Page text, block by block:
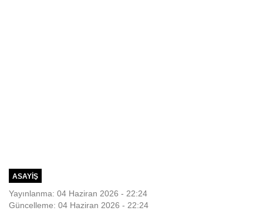
ASAYIŞ
Yayınlanma: 04 Haziran 2026 - 22:24
Güncelleme: 04 Haziran 2026 - 22:24